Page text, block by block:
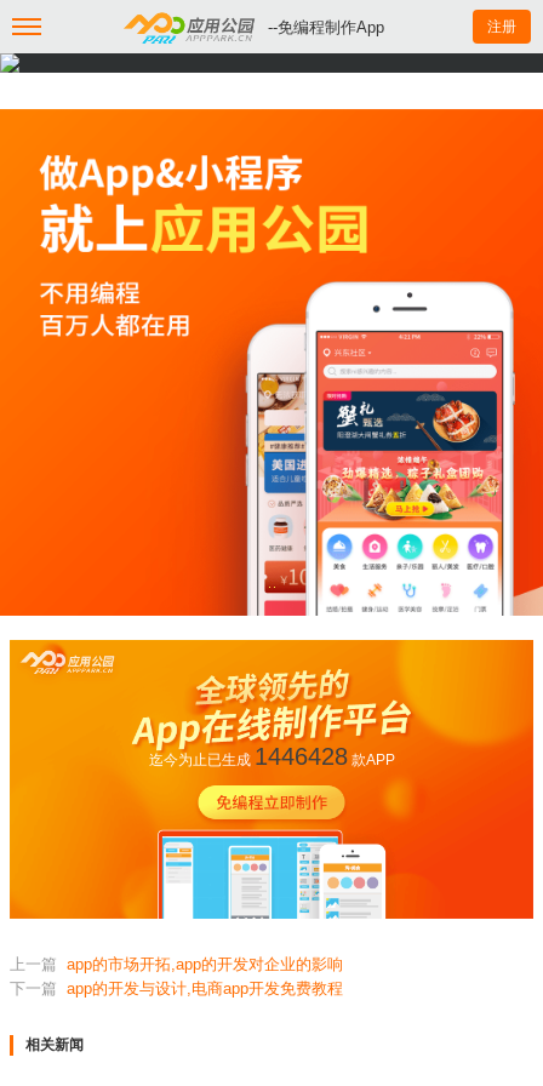
--免编程制作App 注册
迄今为止已生成 1446428款APP
上一篇 app的市场开拓,app的开发对企业的影响
下一篇 app的开发与设计,电商app开发免费教程
相关新闻